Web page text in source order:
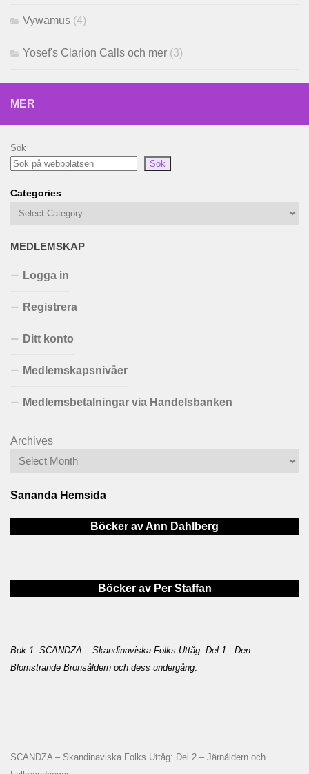
Vywamus (4)
Yosef's Clarion Calls och mer (3)
MER
Sök
Sök
Categories
MEDLEMSKAP
Logga in
Registrera
Ditt konto
Medlemskapsnivåer
Medlemsbetalningar via Handelsbanken
Archives
Sananda Hemsida
Böcker av Ann Dahlberg
Böcker av Per Staffan
Bok 1: SCANDZA – Skandinaviska Folks Uttåg: Del 1 - Den
Blomstrande Bronsåldern och dess undergång.
SCANDZA – Skandinaviska Folks Uttåg: Del 2 – Järnåldern och